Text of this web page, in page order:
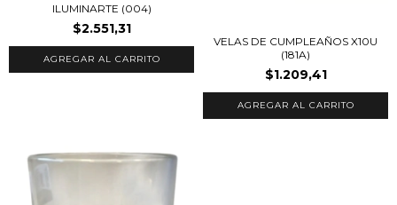
ILUMINARTE (004)
$2.551,31
VELAS DE CUMPLEAÑOS X10U
(181A)
$1.209,41